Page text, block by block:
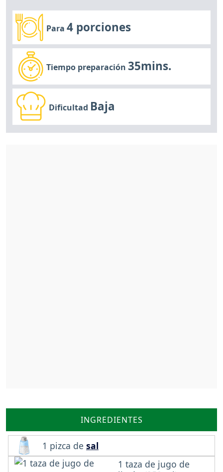
Para4 porciones
Tiempo preparación35mins.
Dificultad Baja
INGREDIENTES
1 pizca de sal
1 taza de jugo de